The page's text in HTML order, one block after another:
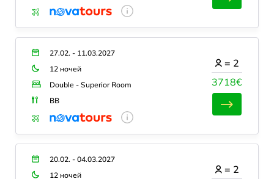
27.02. - 11.03.2027
12 ночей
Double - Superior Room
BB
3718€
= 2
20.02. - 04.03.2027
12 ночей
= 2